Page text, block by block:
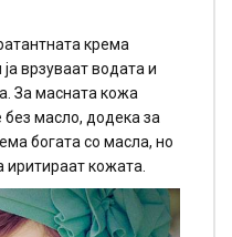
крема
врзуваат водата и
За масната кожа
без масло, додека за
богата со масла, но
иритираат кожата.